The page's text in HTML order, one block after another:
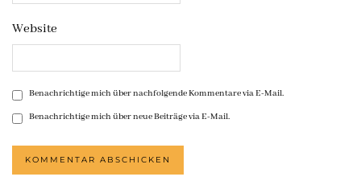
Website
Benachrichtige mich über nachfolgende Kommentare via E-Mail.
Benachrichtige mich über neue Beiträge via E-Mail.